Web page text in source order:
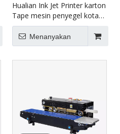
Hualian Ink Jet Printer karton
Tape mesin penyegel kotak
karton penyegelan mesin
pengepakan FXJ-6050C
Menanyakan